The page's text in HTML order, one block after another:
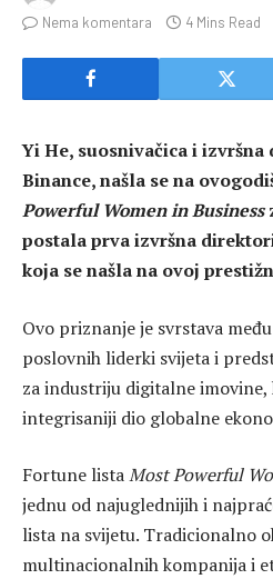
Nema komentara
4 Mins Read
Yi He, suosnivačica i
Binance, našla se na
Powerful Women in Business
postala prva izvršna
koja se našla na ovoj
Ovo priznanje je svrstava
poslovnih liderki svijeta i
za industriju digitalne imovine,
integrisaniji dio globalne
Fortune listaMost Powerful
jednu od najuglednijih i
lista na svijetu. Tradicionalno
multinacionalnih kompanija i